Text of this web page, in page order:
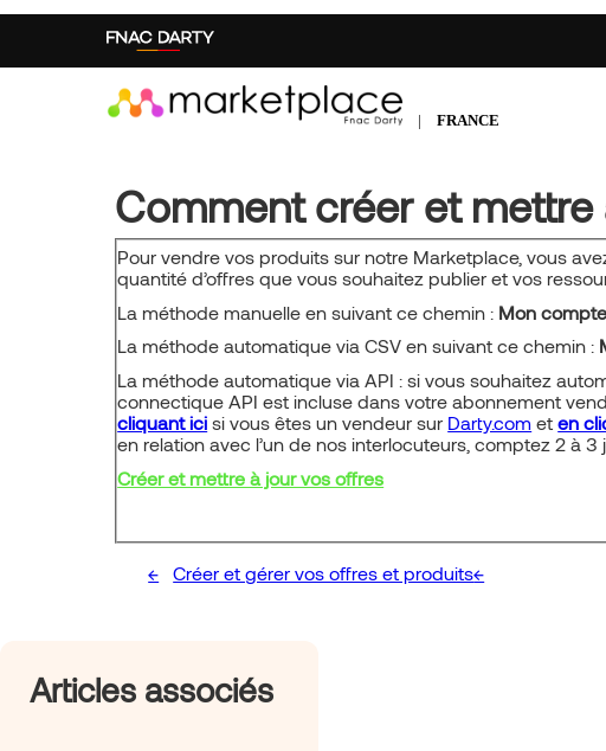
Aller
principal
| FRANCE
Comment créer et mettre
Pour vendre vos produits sur notre Marketplace, vous
quantité d’offres que vous souhaitez publier et vos
La méthode manuelle en suivant ce chemin : Mon
La méthode automatique via CSV en suivant ce chemin :
La méthode automatique via API : si vous souhaitez
connectique API est incluse dans votre abonnement
cliquant ici si vous êtes un vendeur sur Darty.com eten
en relation avec l’un de nos interlocuteurs, comptez 2 à
Créer et mettre à jour vos offres
Créer et gérer vos offres et produits
Articles associés